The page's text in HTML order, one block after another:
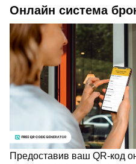
Онлайн система
Предоставив ваш QR-код